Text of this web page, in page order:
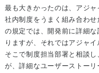
最も大きかったのは、アジ
社内制度をうまく組み合わ
の規定では、開発前に詳細
りますが、それではアジャ
そこで制度担当部署と相談
が、詳細なユーザーストー